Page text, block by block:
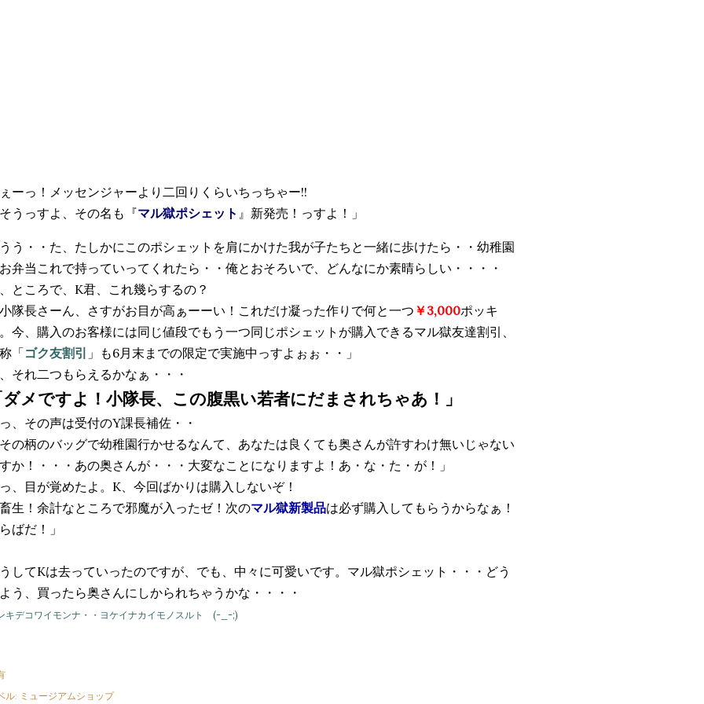
ーっ！メッセンジャーより二回りくらいちっちゃー!!
そうっすよ、その名も『マル獄ポシェット 』新発売！っすよ！」
う・・た、たしかにこのポシェットを肩にかけた我が子たちと一緒に歩けたら・・幼稚園
弁当これで持っていってくれたら・・俺とおそろいで、どんなにか素晴らしい・・・・
ところで、K君、これ幾らするの？
小隊長さーん、さすがお目が高ぁーーい！これだけ凝った作りで何と一つ ￥3,000ポッキ
今、購入のお客様には同じ値段でもう一つ同じポシェットが購入できるマル獄友達割引、
「ゴク友割引 」も6月末までの限定で実施中っすよぉぉ・・」
それ二つもらえるかなぁ・・・
ダメですよ！小隊長、この腹黒い若者にだまされちゃあ！」
、その声は受付のY課長補佐・・
その柄のバッグで幼稚園行かせるなんて、あなたは良くても奥さんが許すわけ無いじゃない
か！・・・あの奥さんが・・・大変なことになりますよ！あ・な・た・が！」
、目が覚めたよ。K、今回ばかりは購入しないぞ！
畜生！余計なところで邪魔が入ったゼ！次のマル獄新製品は必ず購入してもらうからなぁ！
ばだ！」
してKは去っていったのですが、でも、中々に可愛いです。マル獄ポシェット・・・どう
う、買ったら奥さんにしかられちゃうかな・・・・
キデコワイモンナ・・ヨケイナカイモノスルト (-_-;)
ル: ミュージアムショップ